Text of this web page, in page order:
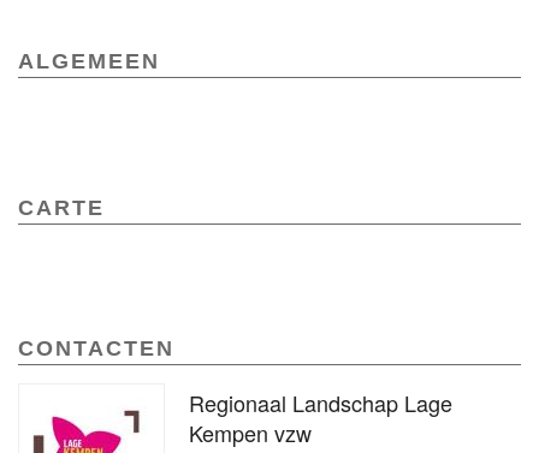
ALGEMEEN
CARTE
CONTACTEN
Regionaal Landschap Lage
Kempen vzw